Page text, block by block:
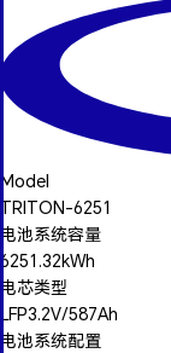
Model
TRITON-6251
电池系统容量
6251.32kWh
电芯类型
LFP3.2V/587Ah
电池系统配置